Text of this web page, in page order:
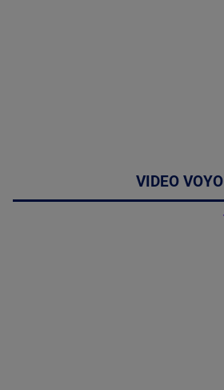
VIDEO VOYO